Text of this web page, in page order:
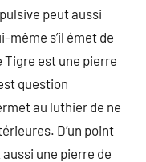
peut aussi
s’il émet de
Tigre est une pierre
question
au luthier de ne
D’un point
aussi une pierre de